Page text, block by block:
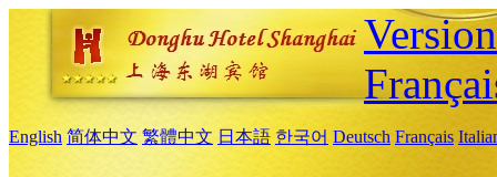
English 简体中文 繁體中文 日本語 한국어 Deutsch Français